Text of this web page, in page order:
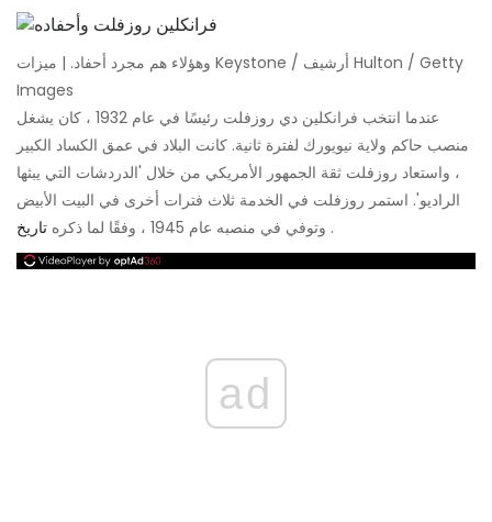
وهؤلاء هم مجرد أحفاد. | ميزات Keystone / أرشيف Hulton / Getty
Images
عندما انتخب فرانكلين دي روزفلت رئيسًا في عام 1932 ، كان يشغل
منصب حاكم ولاية نيويورك لفترة ثانية. كانت البلاد في عمق الكساد الكبير
، واستعاد روزفلت ثقة الجمهور الأمريكي من خلال 'الدردشات التي يبثها
الراديو'. استمر روزفلت في الخدمة ثلاث فترات أخرى في البيت الأبيض
وتوفي في منصبه عام 1945 ، وفقًا لما ذكره
تاريخ .
ad